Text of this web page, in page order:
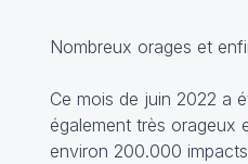
Nombreux orages et
Ce mois de juin 2022 a
également très orageux
environ 200.000